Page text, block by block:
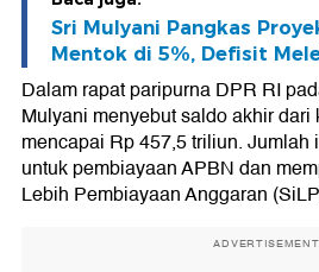
Sri Mulyani Pangkas
Mentok di 5%, Defisit
Dalam rapat paripurna DPR RI
Mulyani menyebut saldo akhir
mencapai Rp 457,5 triliun. Jumlah
untuk pembiayaan APBN dan
Lebih Pembiayaan Anggaran
ADVERTISEMENT